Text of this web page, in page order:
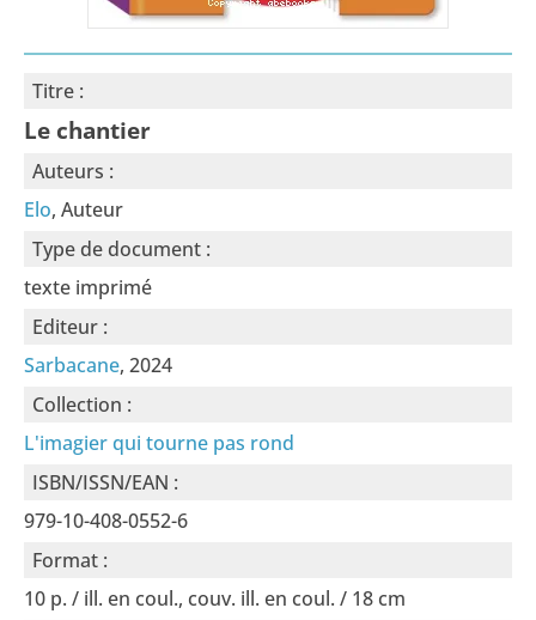
Titre :
Le chantier
Auteurs :
Elo, Auteur
Type de document :
texte imprimé
Editeur :
Sarbacane, 2024
Collection :
L'imagier qui tourne pas rond
ISBN/ISSN/EAN :
979-10-408-0552-6
Format :
10 p. / ill. en coul., couv. ill. en coul. / 18 cm